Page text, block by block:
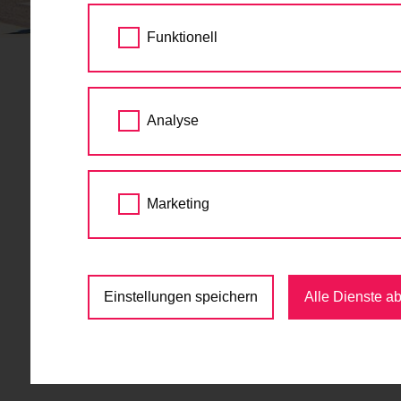
STARTSEITE AKTUELLES
Wipplingerstraßen:
Fahrtrichtungen
09.12.2016
Schottenring und Hohem Markt ist nun in
Die Umsetzung des Radfahrens gegen die
Funktionell
Analyse
Marketing
Einstellungen speichern Alle Dienste